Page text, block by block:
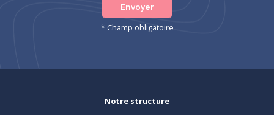
Envoyer
* Champ obligatoire
Notre structure